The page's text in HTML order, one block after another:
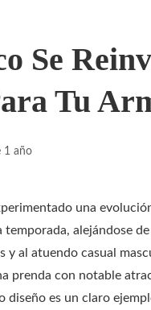
Se
Tu
1 año
una
temporada, alejándose
y al atuendo casual
prenda con notable
diseño es un claro